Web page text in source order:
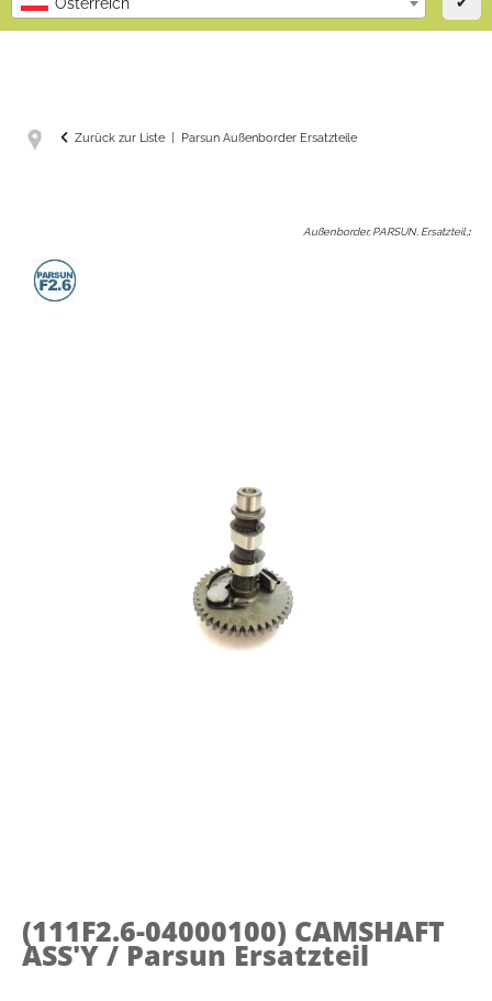
Zurück zur Liste Parsun Außenborder Ersatzteile
Außenborder, PARSUN, Ersatzteil, :
(111F2.6-04000100) CAMSHAFT
ASS'Y / Parsun Ersatzteil